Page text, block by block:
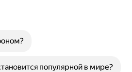
популярной в мире?